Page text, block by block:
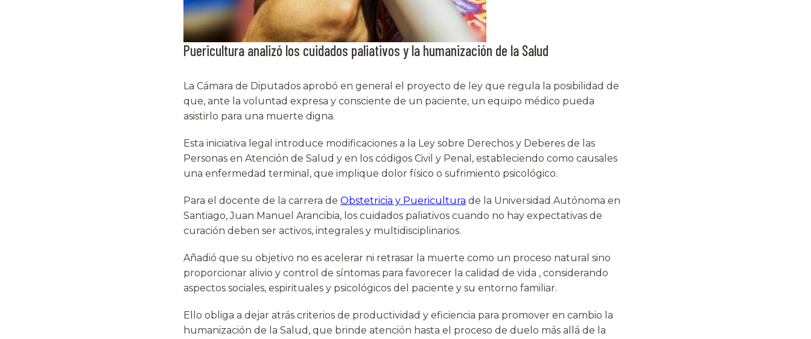
Puericultura analizó los cuidados paliativos y la humanización de la Salud
La Cámara de Diputados aprobó en general el proyecto de ley que regula la posibilidad de
que, ante la voluntad expresa y consciente de un paciente, un equipo médico pueda
asistirlo para una muerte digna.
Esta iniciativa legal introduce modificaciones a la Ley sobre Derechos y Deberes de las
Personas en Atención de Salud y en los códigos Civil y Penal, estableciendo como causales
una enfermedad terminal, que implique dolor físico o sufrimiento psicológico.
Para el docente de la carrera de Obstetricia y Puericultura de la Universidad Autónoma en
Santiago, Juan Manuel Arancibia, los cuidados paliativos cuando no hay expectativas de
curación deben ser activos, integrales y multidisciplinarios.
Añadió que su objetivo no es acelerar ni retrasar la muerte como un proceso natural sino
proporcionar alivio y control de síntomas para favorecer la calidad de vida , considerando
aspectos sociales, espirituales y psicológicos del paciente y su entorno familiar.
Ello obliga a dejar atrás criterios de productividad y eficiencia para promover en cambio la
humanización de la Salud, que brinde atención hasta el proceso de duelo más allá de la